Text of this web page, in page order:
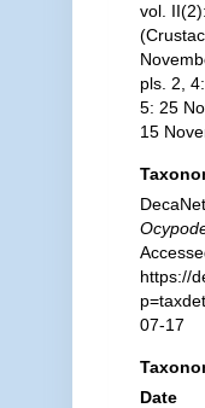
vol.
pls. 2,
5: 25
15
https://
07-17
Date